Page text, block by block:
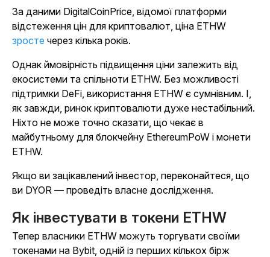
За даними DigitalCoinPrice, відомої платформи
відстеження цін для криптовалют, ціна ETHW
зросте через кілька років.
Однак ймовірність підвищення ціни залежить від
екосистеми та спільноти ETHW. Без можливості
підтримки DeFi, використання ETHW є сумнівним. І,
як завжди, ринок криптовалюти дуже нестабільний.
Ніхто не може точно сказати, що чекає в
майбутньому для блокчейну EthereumPoW і монети
ETHW.
Якщо ви зацікавлений інвестор, переконайтеся, що
ви DYOR — проведіть власне дослідження.
Як інвестувати в токени ETHW
Тепер власники ETHW можуть торгувати своїми
токенами на Bybit, одній із перших кількох бірж